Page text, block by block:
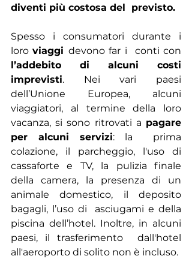
diventi più costosa del  previsto.
Spesso i consumatori durante i
loro viaggi
l’addebito di alcuni costi
imprevisti. Nei vari paesi
dell’Unione Europea, alcuni
viaggiatori, al termine della loro
vacanza, si sono ritrovati a pagare
per alcuni servizi: la  prima
colazione, il parcheggio, l'uso di
cassaforte e TV, la pulizia finale
della camera, la presenza di un
animale domestico, il deposito
bagagli, l’uso di  asciugami e della
piscina dell’hotel. Inoltre, in alcuni
paesi, il trasferimento  dall'hotel
all'aeroporto di solito non è incluso.